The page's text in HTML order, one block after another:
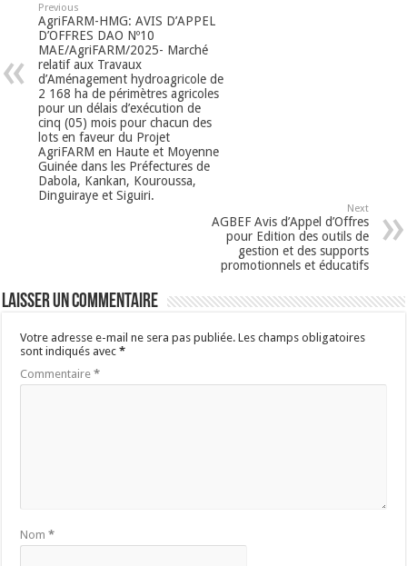
Previous
AgriFARM-HMG: AVIS D’APPEL
D’OFFRES DAO Nº10
MAE/AgriFARM/2025- Marché
relatif aux Travaux
d’Aménagement hydroagricole de
2 168 ha de périmètres agricoles
pour un délais d’exécution de
cinq (05) mois pour chacun des
lots en faveur du Projet
AgriFARM en Haute et Moyenne
Guinée dans les Préfectures de
Dabola, Kankan, Kouroussa,
Dinguiraye et Siguiri.
Next
AGBEF Avis d’Appel d’Offres
pour Edition des outils de
gestion et des supports
promotionnels et éducatifs
Laisser un commentaire
Votre adresse e-mail ne sera pas publiée. Les champs obligatoires
sont indiqués avec*
Commentaire*
Nom*